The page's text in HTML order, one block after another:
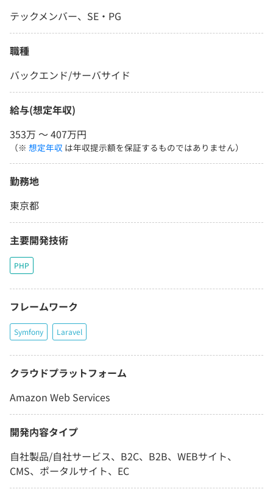
テックメンバー、SE・PG
職種
バックエンド/サーバサイド
給与(想定年収)
353万 〜 407万円
（※ 想定年収 は年収提示額を保証するものではありません）
勤務地
東京都
主要開発技術
PHP
フレームワーク
Symfony Laravel
クラウドプラットフォーム
Amazon Web Services
開発内容タイプ
自社製品/自社サービス、B2C、B2B、WEBサイト、
CMS、ポータルサイト、EC